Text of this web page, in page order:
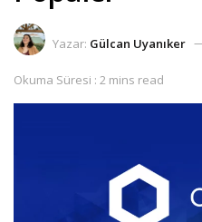
Yazar: Gülcan Uyanıker
Okuma Süresi : 2 mins read